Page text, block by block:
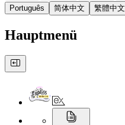
Português
简体中文 繁體中文
Hauptmenü